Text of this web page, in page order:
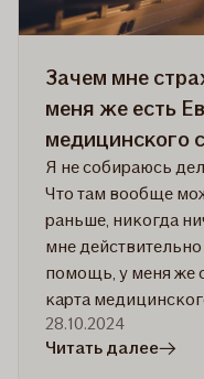
Зачем мне
меня же есть
медицинского
Я не собираюсь
Что там вообще
раньше, никогда
мне
помощь, у меня же
карта
28.10.2024
Читать далеев